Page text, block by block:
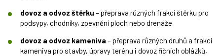
dovoz a odvoz štěrku – přeprava různých frakcí štěrku pro
podsypy, chodníky, zpevnění ploch nebo drenáže
dovoz a odvoz kameniva – přeprava různých druhů a frakcí
kameniva pro stavby, úpravy terénu i dovoz říčních oblázků,